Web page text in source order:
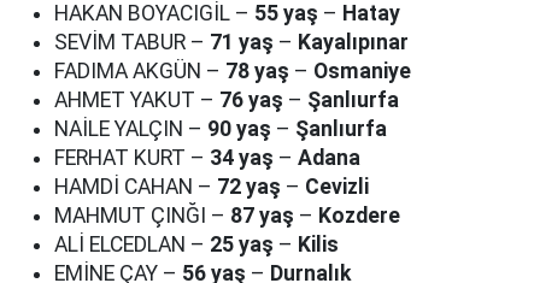
HAKAN BOYACIGİL – 55 yaş – Hatay
SEVİM TABUR – 71 yaş – Kayalıpınar
FADIMA AKGÜN – 78 yaş – Osmaniye
AHMET YAKUT – 76 yaş – Şanlıurfa
NAİLE YALÇIN – 90 yaş – Şanlıurfa
FERHAT KURT – 34 yaş – Adana
HAMDİ CAHAN – 72 yaş – Cevizli
MAHMUT ÇINĞI – 87 yaş – Kozdere
ALİ ELCEDLAN – 25 yaş – Kilis
EMİNE ÇAY – 56 yaş – Durnalık